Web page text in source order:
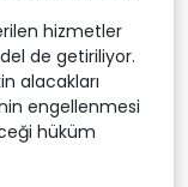
hizmetler
de getiriliyor.
alacakları
engellenmesi
hüküm